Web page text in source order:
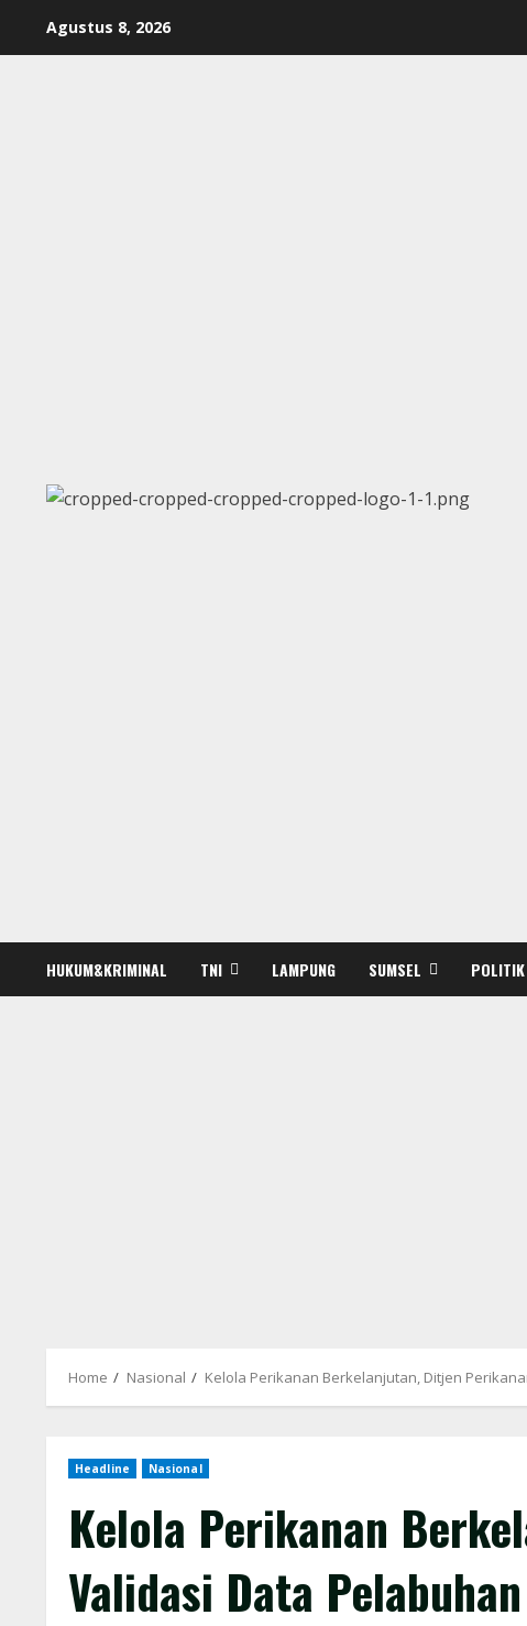
Agustus 8, 2026
HUKUM&KRIMINAL TNI LAMPUNG SUMSEL POLITIK
Home Nasional Kelola Perikanan Berkelanjutan, Ditjen
Headline Nasional
Kelola Perikanan
Validasi Data